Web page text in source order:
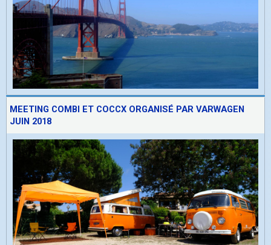
MEETING COMBI ET COCCX ORGANISÉ PAR VARWAGEN
JUIN 2018